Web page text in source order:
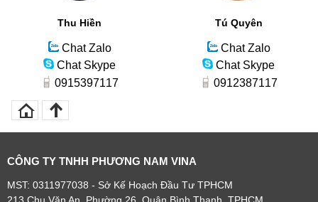
Thu Hiền
Chat Zalo
Chat Skype
0915397117
Tú Quyên
Chat Zalo
Chat Skype
0912387117
CÔNG TY TNHH PHƯƠNG NAM VINA
MST: 0311977038 - Sở Kế Hoạch Đầu Tư TPHCM